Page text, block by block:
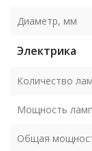
Диаметр, мм
Электрика
Количество
Мощность
Общая